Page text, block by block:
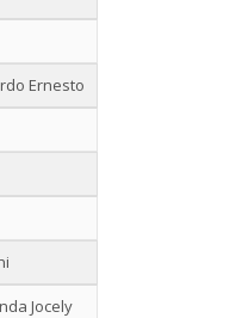
Ernesto
Jocely